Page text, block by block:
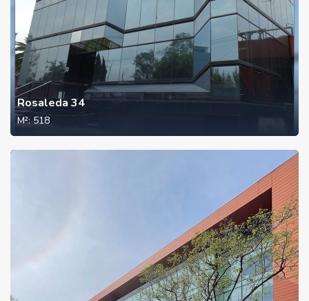
Rosaleda 34
M²:518